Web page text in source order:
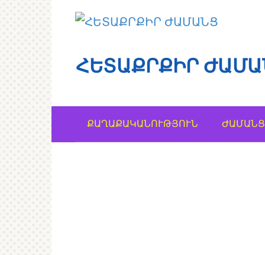
ՀԵՏԱՔՐՔԻՐ
ՔԱՂԱՔԱԿԱՆՈՒԹՅՈՒՆ ԺԱՄԱՆՑ